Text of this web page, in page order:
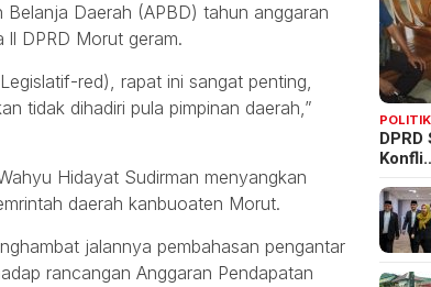
Daerah (APBD) tahun anggaran
DPRD Morut geram.
red), rapat ini sangat penting,
tidak dihadiri pula pimpinan daerah,”
Hidayat Sudirman menyangkan
daerah kanbuoaten Morut.
jalannya pembahasan pengantar
rancangan Anggaran Pendapatan
POLITIK